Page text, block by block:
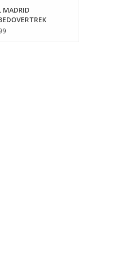
MADRID
WIT